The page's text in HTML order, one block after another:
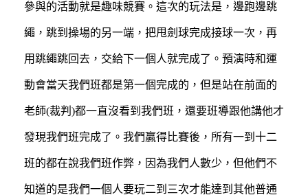
參與的活動就是趣味競賽。這次的玩法是，邊跑邊跳
繩，跳到操場的另一端，把甩劍球完成接球一次，再
用跳繩跳回去，交給下一個人就完成了。預演時和運
動會當天我們班都是第一個完成的，但是站在前面的
老師(裁判)都一直沒看到我們班，還要班導跟他講他才
發現我們班完成了。我們贏得比賽後，所有一到十二
班的都在說我們班作弊，因為我們人數少，但他們不
知道的是我們一個人要玩二到三次才能達到其他普通